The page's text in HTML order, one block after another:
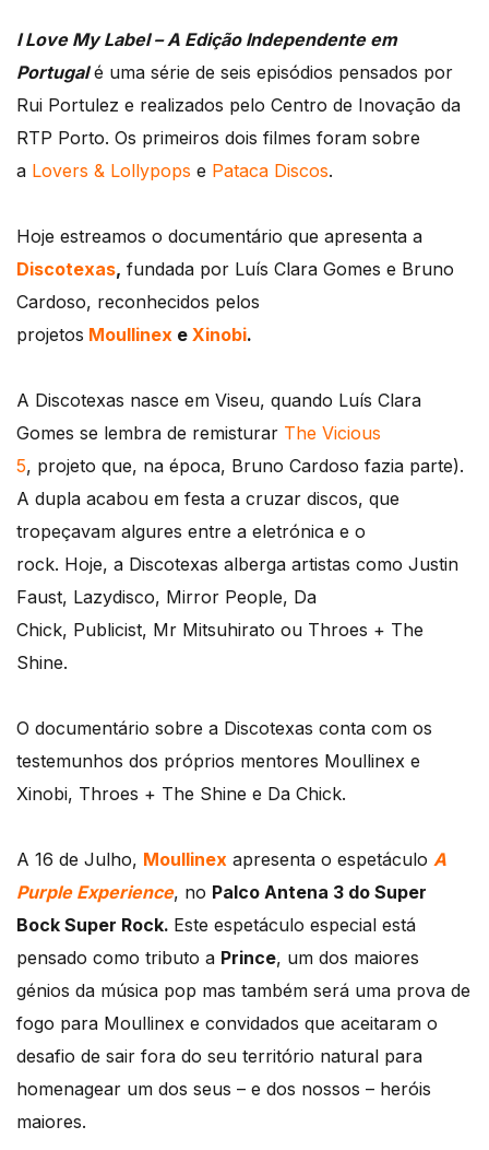
I Love My Label – A Edição Independente em
Portugalé uma série de seis episódios pensados por
Rui Portulez e realizados pelo Centro de Inovação da
RTP Porto. Os primeiros dois filmes foram sobre
a Lovers & Lollypops e Pataca Discos.
Hoje estreamos o documentário que apresenta a
Discotexas, fundada por Luís Clara Gomes e Bruno
Cardoso, reconhecidos pelos
projetos Moullinex e Xinobi.
A Discotexas nasce em Viseu, quando Luís Clara
Gomes se lembra de remisturar The Vicious
5, projeto que, na época, Bruno Cardoso fazia parte).
A dupla acabou em festa a cruzar discos, que
tropeçavam algures entre a eletrónica e o
rock. Hoje, a Discotexas alberga artistas como Justin
Faust, Lazydisco, Mirror People, Da
Chick, Publicist, Mr Mitsuhirato ou Throes + The
Shine.
O documentário sobre a Discotexas conta com os
testemunhos dos próprios mentores Moullinex e
Xinobi, Throes + The Shine e Da Chick.
A 16 de Julho, Moullinex apresenta o espetáculo A
Purple Experience, no Palco Antena 3 do Super
Bock Super Rock. Este espetáculo especial está
pensado como tributo a Prince, um dos maiores
génios da música pop mas também será uma prova de
fogo para Moullinex e convidados que aceitaram o
desafio de sair fora do seu território natural para
homenagear um dos seus – e dos nossos – heróis
maiores.